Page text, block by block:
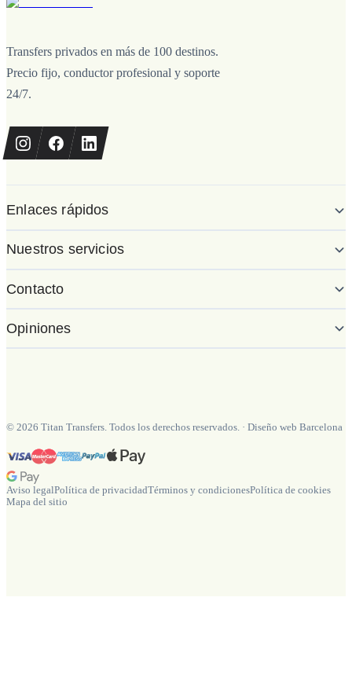
Transfers privados en más de 100 destinos.
Precio fijo, conductor profesional y soporte
24/7.
Enlaces rápidos
Nuestros servicios
Contacto
Opiniones
© 2026 Titan Transfers. Todos los derechos reservados. · Diseño web Barcelona
Aviso legalPolítica de privacidadTérminos y condicionesPolítica de cookies
Mapa del sitio